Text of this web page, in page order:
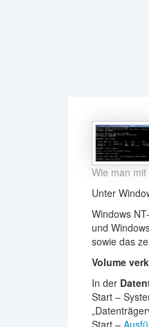
Wie man
Unter
Windows
und
sowie das
Volume
In der
Start –